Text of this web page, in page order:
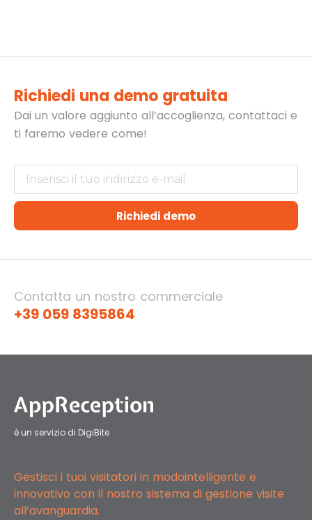
Richiedi una demo gratuita
Dai un valore aggiunto all’accoglienza, contattaci e
ti faremo vedere come!
Richiedi demo
Contatta un nostro commerciale
+39 059 8395864
è un servizio di DigiBite
Gestisci i tuoi visitatori in modointelligente e
innovativo con il nostro sistema di gestione visite
all’avanguardia.